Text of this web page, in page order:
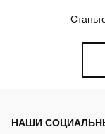
НАШИ